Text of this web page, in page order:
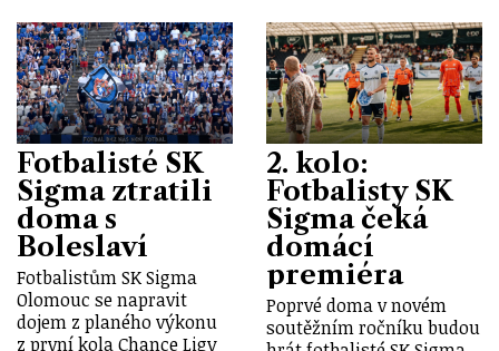
Fotbalisté SK
Sigma ztratili
doma s
Boleslaví
Fotbalistům SK Sigma
Olomouc se napravit
dojem z planého výkonu
z první kola Chance Ligy
2. kolo:
Fotbalisty SK
Sigma čeká
domácí
premiéra
Poprvé doma v novém
soutěžním ročníku budou